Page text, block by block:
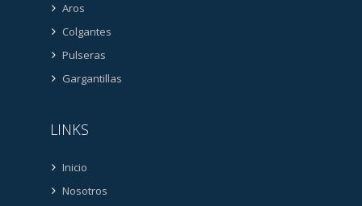
Aros
Colgantes
Pulseras
Gargantillas
LINKS
Inicio
Nosotros